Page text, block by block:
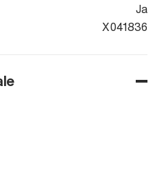
Ja
WV1ZZZSK1TX041836